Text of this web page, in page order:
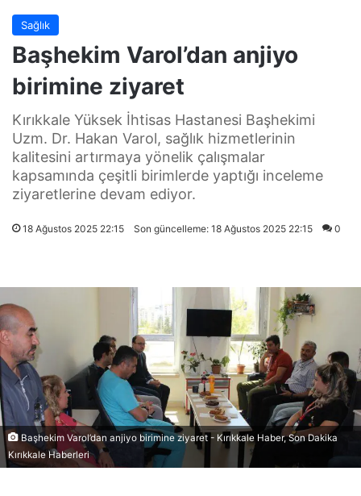
Sağlık
Başhekim Varol’dan anjiyo
birimine ziyaret
Kırıkkale Yüksek İhtisas Hastanesi Başhekimi
Uzm. Dr. Hakan Varol, sağlık hizmetlerinin
kalitesini artırmaya yönelik çalışmalar
kapsamında çeşitli birimlerde yaptığı inceleme
ziyaretlerine devam ediyor.
18 Ağustos 2025 22:15 Son güncelleme: 18 Ağustos 2025 22:15 0
Başhekim Varol’dan anjiyo birimine ziyaret - Kırıkkale Haber, Son Dakika
Kırıkkale Haberleri